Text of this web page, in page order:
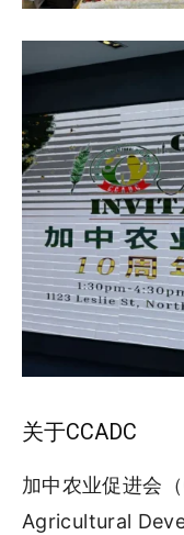
关于CCADC
加中农业促进会
Agricultural